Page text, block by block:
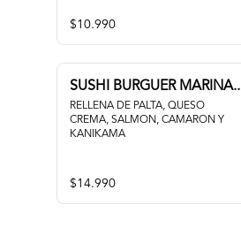
$10.990
SUSHI BURGUER MARINA..
RELLENA DE PALTA, QUESO
CREMA, SALMON, CAMARON Y
KANIKAMA
$14.990